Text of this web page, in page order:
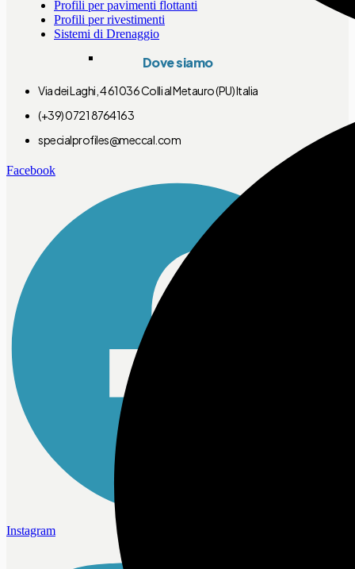
Profili per pavimenti flottanti
Profili per rivestimenti
Sistemi di Drenaggio
Dove siamo
Via dei Laghi, 4 61036 Colli al Metauro (PU) Italia
(+39) 0721 8764163
specialprofiles@meccal.com
Facebook
Instagram